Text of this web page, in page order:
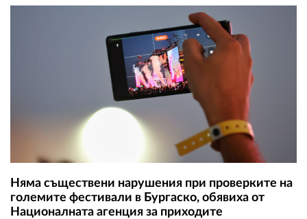
Няма съществени нарушения при проверките на
големите фестивали в Бургаско, обявиха от
Националната агенция за приходите